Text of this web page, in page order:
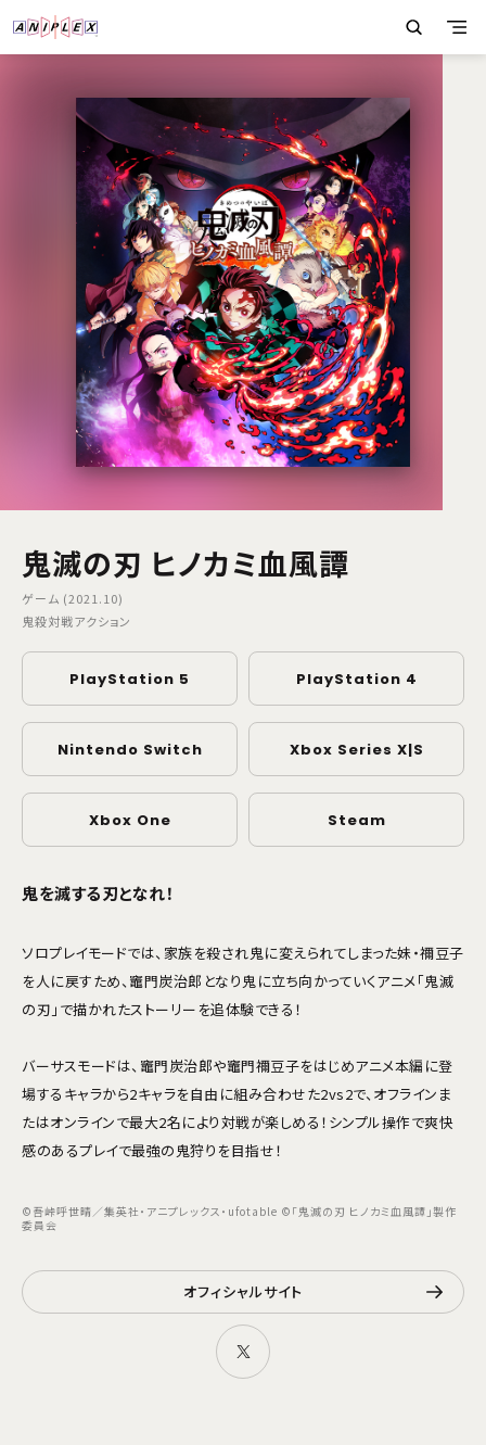
鬼滅の刃 ヒノカミ血風譚
ゲーム (2021.10)
鬼殺対戦アクション
PlayStation 5 PlayStation 4
Nintendo Switch Xbox Series X|S
Xbox One Steam
鬼を滅する刃となれ！
ソロプレイモードでは、家族を殺され鬼に変えられてしまった妹・禰󠄀豆子
を人に戻すため、竈門炭治郎となり鬼に立ち向かっていくアニメ「鬼滅
の刃」で描かれたストーリーを追体験できる！
バーサスモードは、竈門炭治郎や竈門禰󠄀豆子をはじめアニメ本編に登
場するキャラから2キャラを自由に組み合わせた2vs2で、オフラインま
たはオンラインで最大2名により対戦が楽しめる！シンプル操作で爽快
感のあるプレイで最強の鬼狩りを目指せ！
©吾峠呼世晴／集英社・アニプレックス・ufotable ©「鬼滅の刃 ヒノカミ血風譚」製作
委員会
オフィシャルサイト